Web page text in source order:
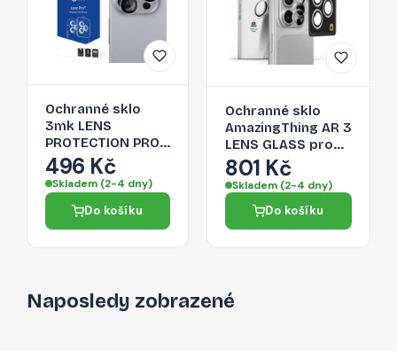
Ochranné sklo
3mk LENS
PROTECTION PRO
Camera Cover pro
iPhone 16 Pro Max
- čirá
496 Kč
Skladem (2-4 dny)
Do košíku
Ochranné sklo
AmazingThing AR 3
LENS GLASS pro
iPhone 16 Pro Max
- transparentní
801 Kč
Skladem (2-4 dny)
Do košíku
Naposledy zobrazené